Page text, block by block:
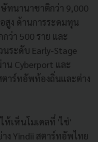
ทนานาชาติกว่า 9,000
สูง ด้านการระดมทุน
ว่า 500 ราย และ
นระดับ Early-Stage
น Cyberport และ
ตาร์ทอัพท้องถิ่นและต่าง
ห้เห็นโมเดลที่ 'ใช่'
ง Yindii สตาร์ทอัพไทย